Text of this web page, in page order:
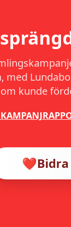
med
kunde
❤️Bidra